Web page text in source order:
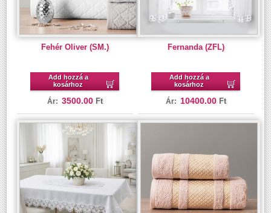
Fehér Oliver (SM.)
Add hozzá a
kosárhoz
Ár: 3500.00 Ft
Fernanda (ZFL)
Add hozzá a
kosárhoz
Ár: 10400.00 Ft